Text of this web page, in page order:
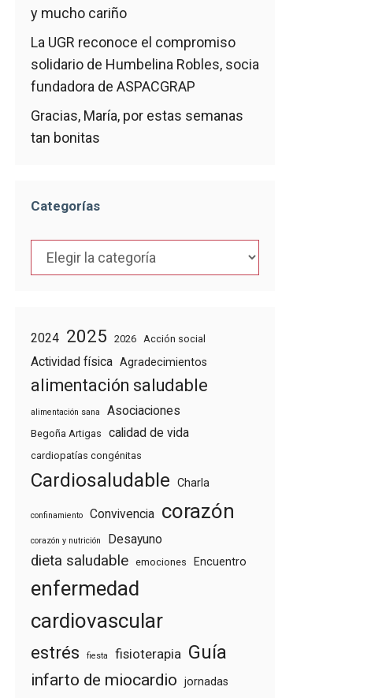
y mucho cariño
La UGR reconoce el compromiso
solidario de Humbelina Robles, socia
fundadora de ASPACGRAP
Gracias, María, por estas semanas
tan bonitas
Categorías
Categorías
2024 2025 2026 Acción social
Actividad física Agradecimientos
alimentación saludable
alimentación sana Asociaciones
Begoña Artigas calidad de vida
cardiopatías congénitas
Cardiosaludable Charla
confinamiento Convivencia corazón
corazón y nutrición Desayuno
dieta saludable emociones Encuentro
enfermedad
cardiovascular
estrés fiesta fisioterapia Guía
infarto de miocardio
jornadas